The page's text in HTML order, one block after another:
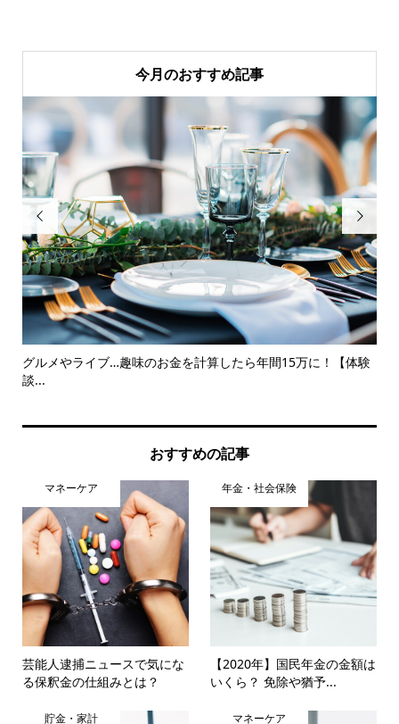
今月のおすすめ記事

グルメやライブ…趣味のお金を計算したら年間15万に！【体験
談...

おすすめの記事
マネーケア
芸能人逮捕ニュースで気にな
る保釈金の仕組みとは？
年金・社会保険
【2020年】国民年金の金額は
いくら？ 免除や猶予...
貯金・家計 マネーケア